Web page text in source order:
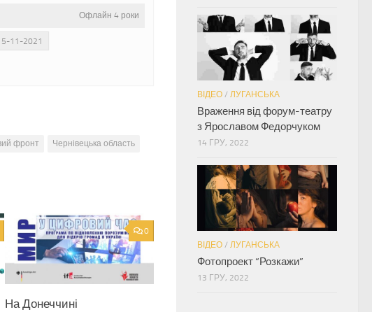
Офлайн 4 роки
11-2021
фронт Чернівецька область
0
На Донеччині
ВІДЕО / ЛУГАНСЬКА
Враження від форум-театру
з Ярославом Федорчуком
14 ГРУ, 2022
ВІДЕО / ЛУГАНСЬКА
Фотопроект “Розкажи”
13 ГРУ, 2022